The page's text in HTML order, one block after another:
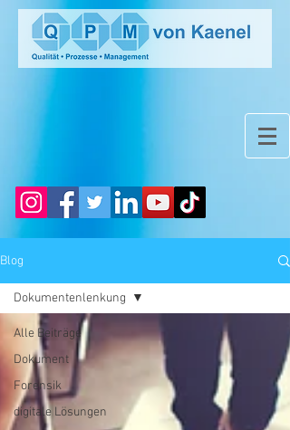
Blog
Alle Beiträge
Dokument
Forensik
digitale Lösungen
Dokumentenlenkung